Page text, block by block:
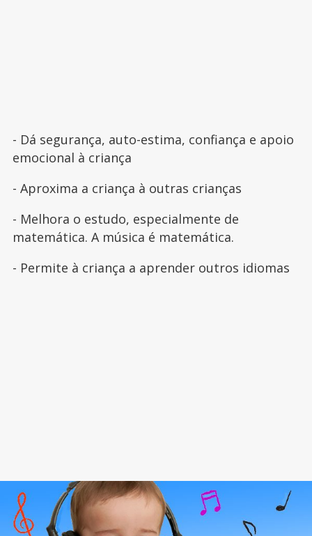
- Dá segurança, auto-estima, confiança e apoio
emocional à criança
- Aproxima a criança à outras crianças
- Melhora o estudo, especialmente de
matemática. A música é matemática.
- Permite à criança a aprender outros idiomas